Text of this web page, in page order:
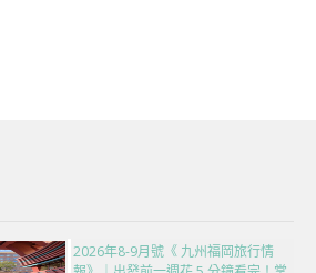
2026年8-9月號《 九州福岡旅行情